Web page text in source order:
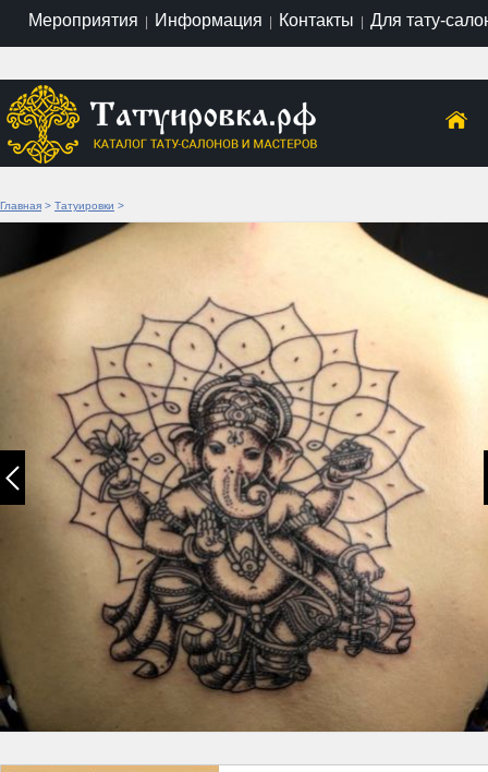
Мероприятия | Информация | Контакты | Для тату-
Главная > Татуировки >